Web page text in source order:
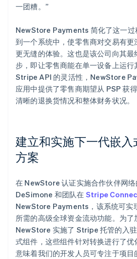
一团糟。”
NewStore Payments 简化了这一过
到一个系统中，使零售商对交易有
更无缝的体验。这也是该公司向其最
步，即让零售商能在单一设备上运
Stripe API 的灵活性，NewStore
应用中提供了零售商期望从 PSP 获
清晰的退换货情况和整体财务状况。
建立和实施下一代嵌入
方案
在 NewStore 认证实施合作伙伴网络
DeSimone 和团队在 Stripe
NewStore Payments，该系统可实
所需的高级全球资金流动功能。为了
NewStore 实施了 Stripe 托管的入
式组件，这些组件针对转换进行了优
意味着我们的开发人员可专注于项